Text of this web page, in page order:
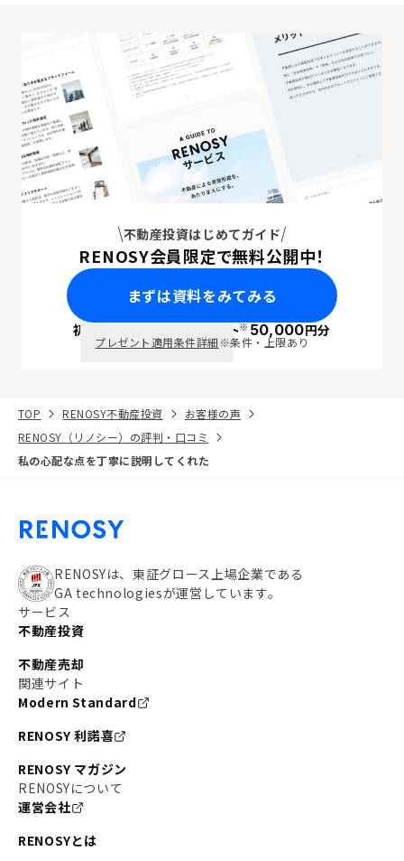
不動産投資はじめてガイド
RENOSY会員限定で無料公開中！
まずは資料をみてみる
初回面談で ポイント※50,000円分
プレゼント適用条件詳細※条件・上限あり
TOP RENOSY不動産投資
お客様の声
RENOSY（リノシー）の評判・口コミ
私の心配な点を丁寧に説明してくれた
RENOSYは、東証グロース上場企業である
GA technologiesが運営しています。
サービス
不動産投資
不動産売却
関連サイト
Modern Standard
RENOSY 利諾喜
RENOSY マガジン
RENOSYについて
運営会社
RENOSYとは